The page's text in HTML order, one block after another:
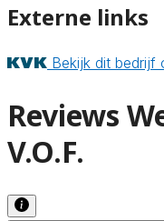
Externe links
Bekijk dit bedrijf
Reviews
V.O.F.